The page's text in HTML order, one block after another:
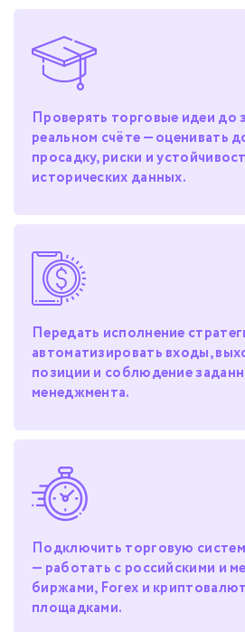
Проверять торговые идеи до
реальном счёте — оценивать
просадку, риски и
исторических данных.
Передать исполнение
автоматизировать входы,
позиции и соблюдение
менеджмента.
Подключить торговую
— работать с российскими и
биржами, Forex и
площадками.